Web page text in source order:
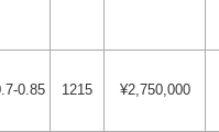
0.85 1215 ¥2,750,000